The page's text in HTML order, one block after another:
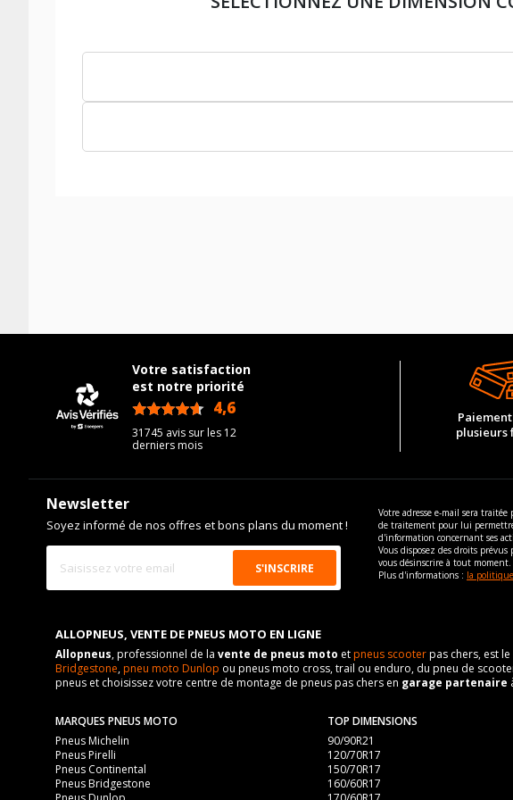
Votre satisfaction
est notre priorité
4,6
31745 avis sur les 12
derniers mois
plusieurs
Newsletter
Soyez informé de nos offres et bons plans du moment !
Votre adresse e-mail sera
de traitement pour lui
d'information concernant ses
Vous disposez des droits
vous désinscrire à tout moment.
Plus d'informations : la
ALLOPNEUS, VENTE DE PNEUS MOTO EN LIGNE
Allopneus, professionnel de la vente de pneus moto etpneus scooterpas chers, est
Bridgestone,pneu moto Dunlop ou pneus moto cross, trail ou enduro, du pneu de
pneus et choisissez votre centre de montage de pneus pas chers en garage partenaire
MARQUES PNEUS MOTO
Pneus Michelin
Pneus Pirelli
Pneus Continental
Pneus Bridgestone
TOP DIMENSIONS
90/90R21
120/70R17
150/70R17
160/60R17